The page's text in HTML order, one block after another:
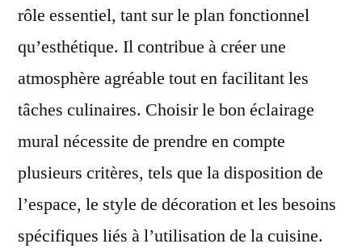
rôle essentiel, tant sur le plan fonctionnel
qu’esthétique. Il contribue à créer une
atmosphère agréable tout en facilitant les
tâches culinaires. Choisir le bon éclairage
mural nécessite de prendre en compte
plusieurs critères, tels que la disposition de
l’espace, le style de décoration et les besoins
spécifiques liés à l’utilisation de la cuisine.